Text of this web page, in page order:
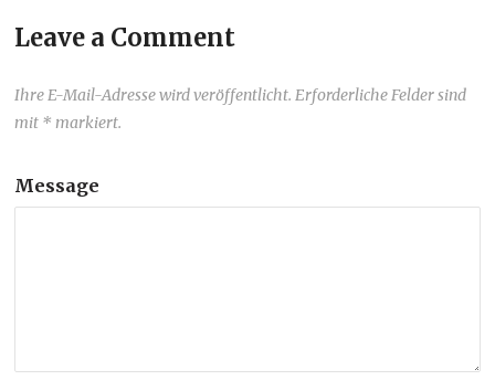
Leave a Comment
Ihre E-Mail-Adresse wird veröffentlicht. Erforderliche Felder sind
mit * markiert.
Message